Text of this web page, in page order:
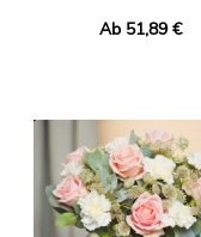
Ab 51,89 €